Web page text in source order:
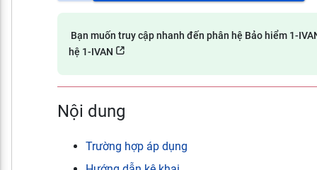
Bạn muốn truy cập nhanh đến phân hệ Bảo hiểm 1-
hệ 1-IVAN
Nội dung
Trường hợp áp dụng